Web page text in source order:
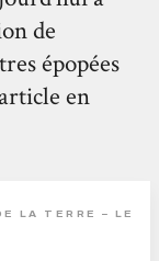
de
épopées
en
LA TERRE – LE